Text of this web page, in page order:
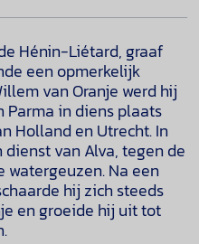
Hénin-Liétard, graaf
een opmerkelijk
van Oranje werd hij
Parma in diens plaats
Holland en Utrecht. In
van Alva, tegen de
watergeuzen. Na een
hij zich steeds
en groeide hij uit tot